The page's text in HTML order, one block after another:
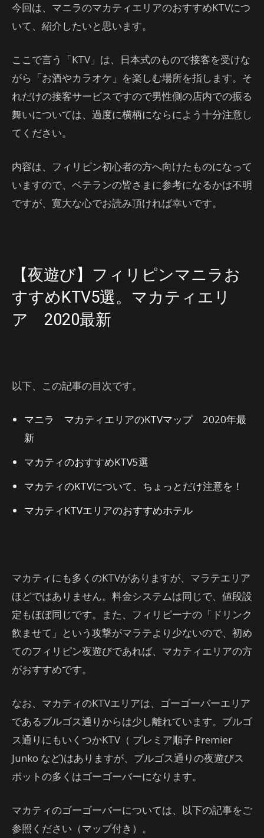
今回は、マニラのマカティエリアのおすすめKTVにつ
いて、紹介したいと思います。
ここで言う「KTV」は、日本式のもので接客を受けな
がら「お酒やカラオケ」を楽しむ場所を指します。そ
れだけの接客サービスですので男性側の店内での振る
舞いについては、過度に横柄にならによう十分注意し
てください。
内容は、フィリピン初心者の方へ向けたものになって
いますので、ベテランの皆さまに参考になるかは不明
ですが、寛大な心でお読み頂ければ幸いです。
【夜遊び】フィリピンマニラお
すすめKTV5選。マカティエリ
ア 2020最新
以下、この記事の目次です。
マニラ マカティエリアのKTVマップ 2020年最
新
マカティのおすすめKTV5選
マカティのKTVについて、ちょっとだけ注意を！
マカティKTVエリアのおすすめホテル
マカティにも多くのKTVがありますが、マラテエリア
ほどではありません。料金システムは同じで、値段設
定もほぼ同じです。また、フィリピーナの「ドリンク
飲ませて」という攻撃がマラテより少ないので、初め
てのフィリピン夜遊びであれば、マカティエリアの方
がおすすめです。
なお、マカティのKTVエリアは、ゴーゴーバーエリア
であるブルゴス通りからは少し離れています。ブルゴ
ス通りにもいくつかKTV（ プレミア順子 Premier
Junko など)はありますが、ブルゴス通りの夜遊びス
ポットの多くはゴーゴーバーになります。
マカティのゴーゴーバーについては、以下の記事をご
参照ください（マップ付き）。